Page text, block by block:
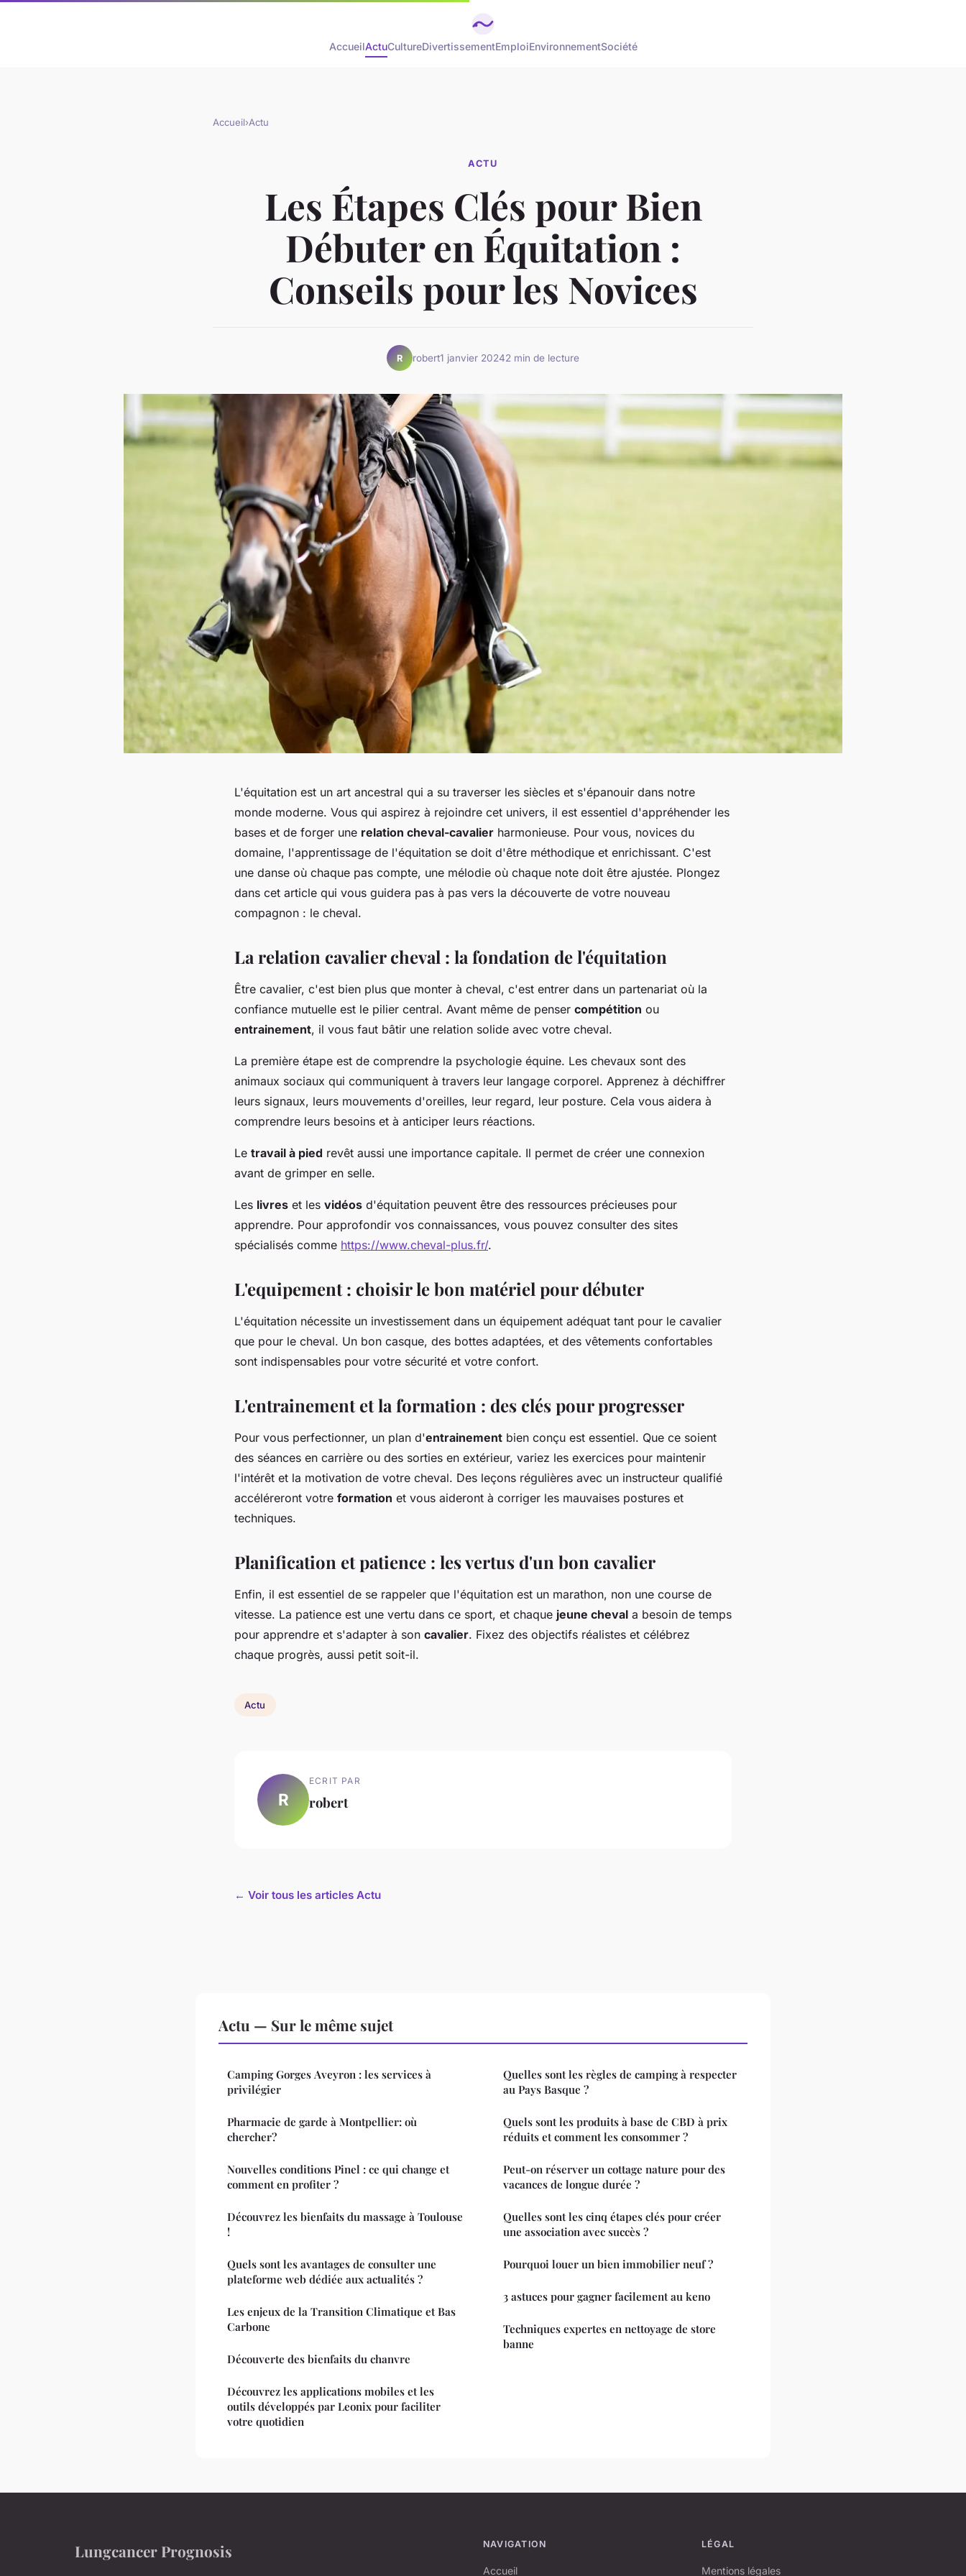
AccueilActuCultureDivertissementEmploiEnvironnementSociété
Accueil›Actu
ACTU
Les Étapes Clés pour Bien
Débuter en Équitation :
Conseils pour les Novices
R robert1 janvier 20242 min de lecture
L'équitation est un art ancestral qui a su traverser les siècles et s'épanouir dans notre
monde moderne. Vous qui aspirez à rejoindre cet univers, il est essentiel d'appréhender les
bases et de forger une relation cheval-cavalier harmonieuse. Pour vous, novices du
domaine, l'apprentissage de l'équitation se doit d'être méthodique et enrichissant. C'est
une danse où chaque pas compte, une mélodie où chaque note doit être ajustée. Plongez
dans cet article qui vous guidera pas à pas vers la découverte de votre nouveau
compagnon : le cheval.
La relation cavalier cheval : la fondation de l'équitation
Être cavalier, c'est bien plus que monter à cheval, c'est entrer dans un partenariat où la
confiance mutuelle est le pilier central. Avant même de penser compétition ou
entrainement, il vous faut bâtir une relation solide avec votre cheval.
La première étape est de comprendre la psychologie équine. Les chevaux sont des
animaux sociaux qui communiquent à travers leur langage corporel. Apprenez à déchiffrer
leurs signaux, leurs mouvements d'oreilles, leur regard, leur posture. Cela vous aidera à
comprendre leurs besoins et à anticiper leurs réactions.
Le travail à pied revêt aussi une importance capitale. Il permet de créer une connexion
avant de grimper en selle.
Les livres et les vidéos d'équitation peuvent être des ressources précieuses pour
apprendre. Pour approfondir vos connaissances, vous pouvez consulter des sites
spécialisés comme https://www.cheval-plus.fr/.
L'equipement : choisir le bon matériel pour débuter
L'équitation nécessite un investissement dans un équipement adéquat tant pour le cavalier
que pour le cheval. Un bon casque, des bottes adaptées, et des vêtements confortables
sont indispensables pour votre sécurité et votre confort.
L'entrainement et la formation : des clés pour progresser
Pour vous perfectionner, un plan d'entrainement bien conçu est essentiel. Que ce soient
des séances en carrière ou des sorties en extérieur, variez les exercices pour maintenir
l'intérêt et la motivation de votre cheval. Des leçons régulières avec un instructeur qualifié
accéléreront votre formation et vous aideront à corriger les mauvaises postures et
techniques.
Planification et patience : les vertus d'un bon cavalier
Enfin, il est essentiel de se rappeler que l'équitation est un marathon, non une course de
vitesse. La patience est une vertu dans ce sport, et chaque jeune cheval a besoin de temps
pour apprendre et s'adapter à son cavalier. Fixez des objectifs réalistes et célébrez
chaque progrès, aussi petit soit-il.
Actu
R
ECRIT PAR
robert
← Voir tous les articles Actu
Actu — Sur le même sujet
Camping Gorges Aveyron : les services à
privilégier
Pharmacie de garde à Montpellier: où
chercher?
Nouvelles conditions Pinel : ce qui change et
comment en profiter ?
Découvrez les bienfaits du massage à Toulouse
!
Quels sont les avantages de consulter une
plateforme web dédiée aux actualités ?
Les enjeux de la Transition Climatique et Bas
Carbone
Découverte des bienfaits du chanvre
Découvrez les applications mobiles et les
outils développés par Leonix pour faciliter
votre quotidien
Quelles sont les règles de camping à respecter
au Pays Basque ?
Quels sont les produits à base de CBD à prix
réduits et comment les consommer ?
Peut-on réserver un cottage nature pour des
vacances de longue durée ?
Quelles sont les cinq étapes clés pour créer
une association avec succès ?
Pourquoi louer un bien immobilier neuf ?
3 astuces pour gagner facilement au keno
Techniques expertes en nettoyage de store
banne
Lungcancer Prognosis NAVIGATION
Accueil
LÉGAL
Mentions légales